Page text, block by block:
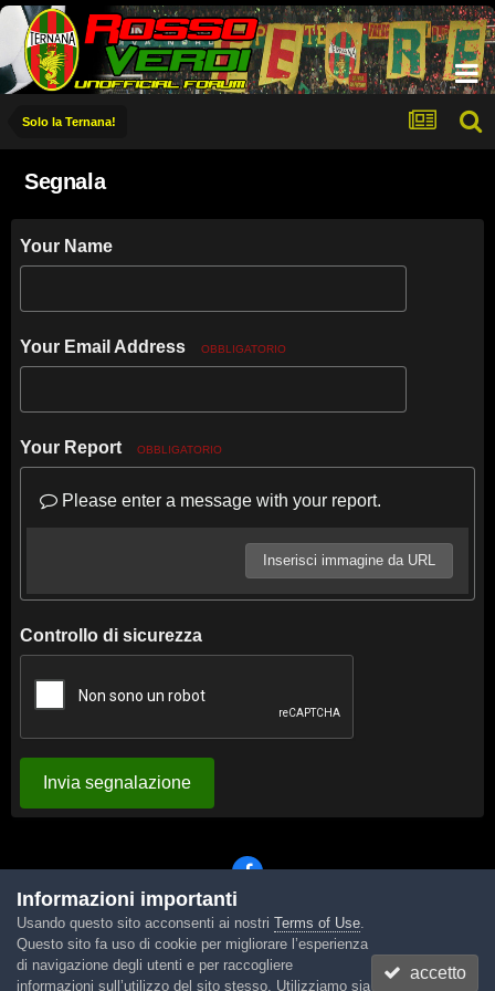
Solo la Ternana!
Segnala
Your Name
Your Email Address OBBLIGATORIO
Your Report OBBLIGATORIO
Please enter a message with your report.
Inserisci immagine da URL
Controllo di sicurezza
Invia segnalazione
Lingua Tema Contattaci Cookies
Powered by Invision Community
Informazioni importanti
Usando questo sito acconsenti ai nostri Terms of Use.
Questo sito fa uso di cookie per migliorare l’esperienza
di navigazione degli utenti e per raccogliere
informazioni sull’utilizzo del sito stesso. Utilizziamo sia
accetto